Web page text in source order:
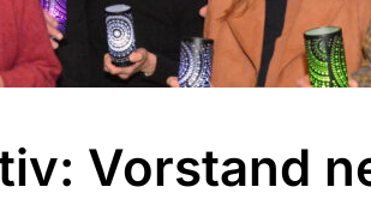
Vorstand